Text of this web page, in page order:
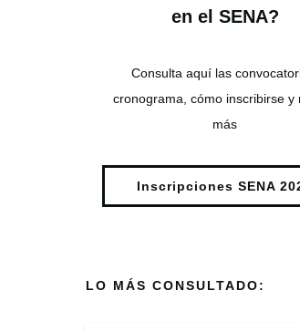
en el SENA?
Consulta aquí las
cronograma, cómo inscribirse y
más
Inscripciones SENA
LO MÁS CONSULTADO: